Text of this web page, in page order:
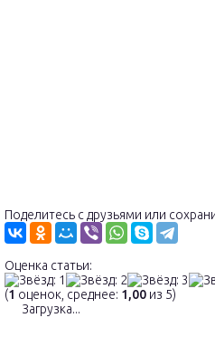
Поделитесь с друзьями или
Оценка статьи:
(1 оценок, среднее: 1,00 из 5)
Загрузка...